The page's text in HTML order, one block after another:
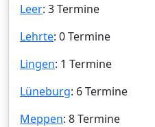
Leer: 3 Termine
Lehrte: 0 Termine
Lingen: 1 Termine
Lüneburg: 6 Termine
Meppen: 8 Termine